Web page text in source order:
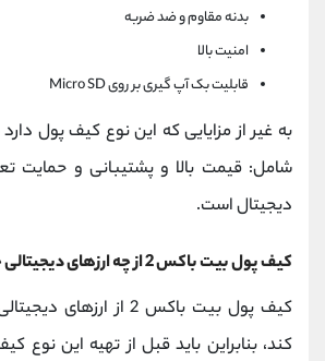
بدنه مقاوم و ضد ضربه
امنیت بالا
قابلیت بک آپ گیری بر روی Micro SD
به غیر از مزایایی که این نوع کیف پول
شامل: قیمت بالا و پشتیبانی و حمایت
دیجیتال است.
کیف پول بیت باکس 2 از چه ارزهای دیجیتالی حمایت می کند؟
کیف پول بیت باکس 2 از
کند، بنابراین باید قبل از تهیه این نوع